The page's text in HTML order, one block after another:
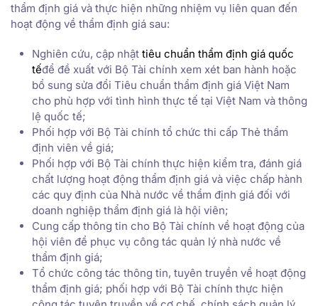
thẩm định giá và thực hiện những nhiệm vụ liên quan đến
hoạt động về thẩm định giá sau:
Nghiên cứu, cập nhật tiêu chuẩn thẩm định giá quốc
tếđể đề xuất với Bộ Tài chính xem xét ban hành hoặc
bổ sung sửa đổi Tiêu chuẩn thẩm định giá Việt Nam
cho phù hợp với tình hình thực tế tại Việt Nam và thông
lệ quốc tế;
Phối hợp với Bộ Tài chính tổ chức thi cấp Thẻ thẩm
định viên về giá;
Phối hợp với Bộ Tài chính thực hiện kiểm tra, đánh giá
chất lượng hoạt động thẩm định giá và việc chấp hành
các quy định của Nhà nước về thẩm định giá đối với
doanh nghiệp thẩm định giá là hội viên;
Cung cấp thông tin cho Bộ Tài chính về hoạt động của
hội viên để phục vụ công tác quản lý nhà nước về
thẩm định giá;
Tổ chức công tác thông tin, tuyên truyền về hoạt động
thẩm định giá; phối hợp với Bộ Tài chính thực hiện